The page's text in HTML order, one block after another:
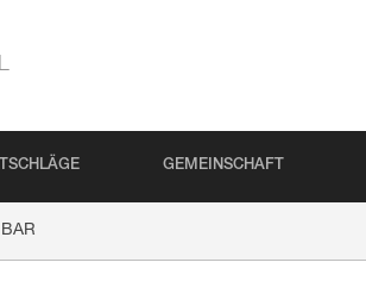
GEMEINSCHAFT
BAR